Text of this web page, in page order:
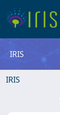
IRIS
IRIS